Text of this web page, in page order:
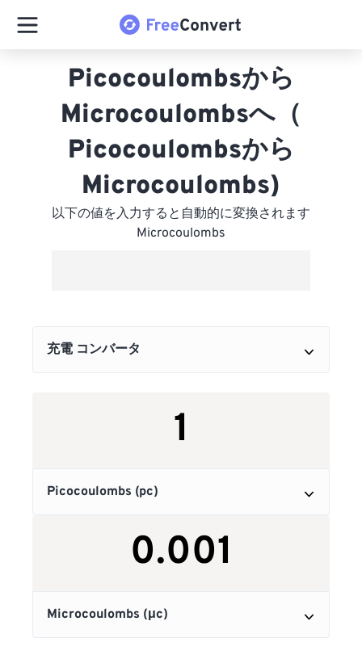
Picocoulombsから
Microcoulombsへ（
Picocoulombsから
Microcoulombs)
以下の値を入力すると自動的に変換されます
Microcoulombs